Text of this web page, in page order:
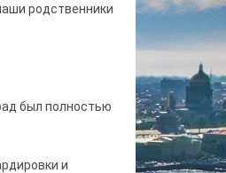
родственники
был полностью
и